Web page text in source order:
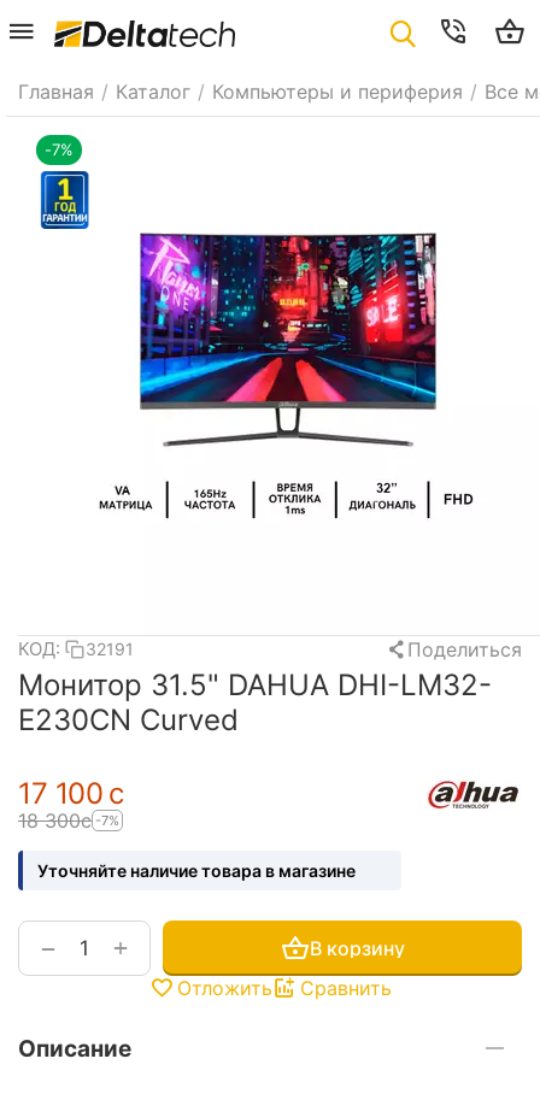
Главная / Каталог / Компьютеры и периферия / Все
-7%
КОД: 32191 Поделиться
Монитор 31.5" DAHUA DHI-LM32-
E230CN Curved
17 100 с
18 300с -7%
Уточняйте наличие товара в магазине
+
−
В корзину
Отложить
Сравнить
Описание